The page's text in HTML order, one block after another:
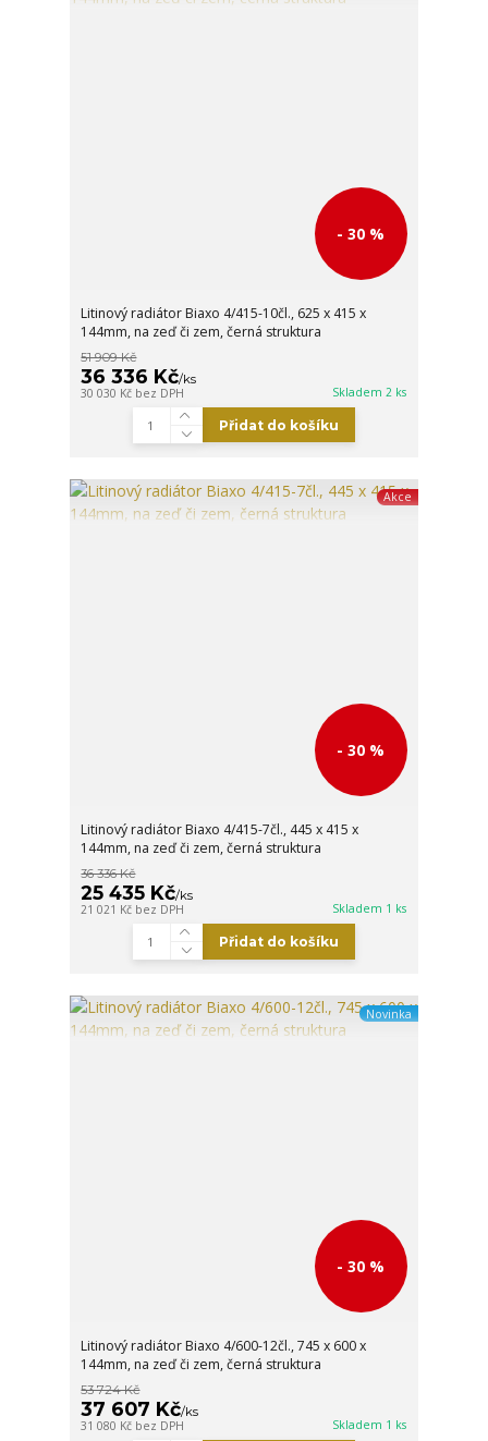
- 30 %
Litinový radiátor Biaxo 4/415-10čl., 625 x 415 x
144mm, na zeď či zem, černá struktura
51 909 Kč
36 336 Kč/ks
30 030 Kč bez DPH Skladem 2 ks
Přidat do košíku
Akce
- 30 %
Litinový radiátor Biaxo 4/415-7čl., 445 x 415 x
144mm, na zeď či zem, černá struktura
36 336 Kč
25 435 Kč/ks
21 021 Kč bez DPH Skladem 1 ks
Přidat do košíku
Novinka
- 30 %
Litinový radiátor Biaxo 4/600-12čl., 745 x 600 x
144mm, na zeď či zem, černá struktura
53 724 Kč
37 607 Kč/ks
31 080 Kč bez DPH Skladem 1 ks